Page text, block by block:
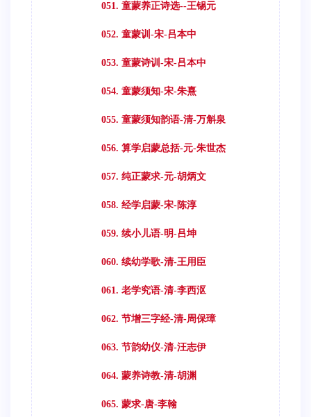
051. 童蒙养正诗选--王锡元
052. 童蒙训-宋-吕本中
053. 童蒙诗训-宋-吕本中
054. 童蒙须知-宋-朱熹
055. 童蒙须知韵语-清-万斛泉
056. 算学启蒙总括-元-朱世杰
057. 纯正蒙求-元-胡炳文
058. 经学启蒙-宋-陈淳
059. 续小儿语-明-吕坤
060. 续幼学歌-清-王用臣
061. 老学究语-清-李西沤
062. 节增三字经-清-周保璋
063. 节韵幼仪-清-汪志伊
064. 蒙养诗教-清-胡渊
065. 蒙求-唐-李翰